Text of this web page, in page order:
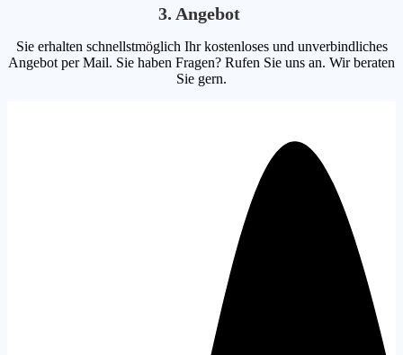
3. Angebot
Sie erhalten schnellstmöglich Ihr kostenloses und unverbindliches
Angebot per Mail. Sie haben Fragen? Rufen Sie uns an. Wir beraten
Sie gern.